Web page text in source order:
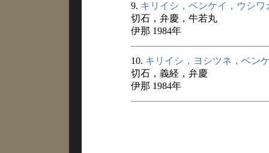
9. キリイシ，ベンケイ，ウシワ
切石，弁慶，牛若丸
伊那 1984年
10. キリイシ，ヨシツネ，ベン
切石，義経，弁慶
伊那 1984年